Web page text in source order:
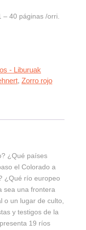
40 páginas /orri.
- Liburuak
, Zorro rojo
¿Qué países
el Colorado a
¿Qué río europeo
sea una frontera
o un lugar de culto,
y testigos de la
19 ríos